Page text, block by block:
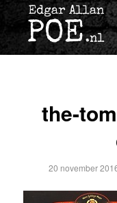
the-
20 november